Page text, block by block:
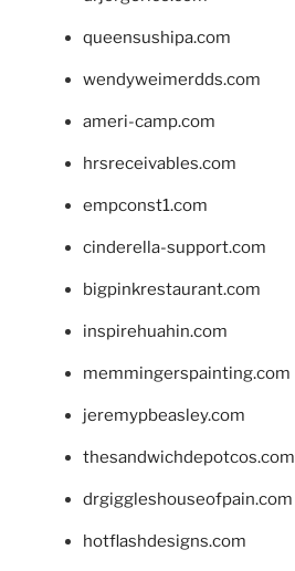
queensushipa.com
wendyweimerdds.com
ameri-camp.com
hrsreceivables.com
empconst1.com
cinderella-support.com
bigpinkrestaurant.com
inspirehuahin.com
memmingerspainting.com
jeremypbeasley.com
thesandwichdepotcos.com
drgiggleshouseofpain.com
hotflashdesigns.com